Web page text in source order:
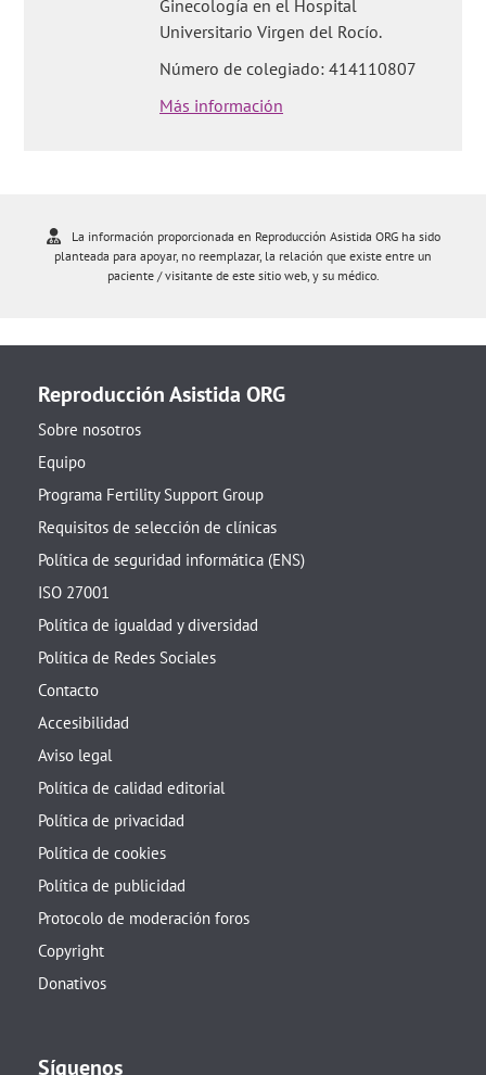
Ginecología en el Hospital
Universitario Virgen del Rocío.
Número de colegiado: 414110807
Más información
La información proporcionada en Reproducción Asistida ORG ha sido
planteada para apoyar, no reemplazar, la relación que existe entre un
paciente / visitante de este sitio web, y su médico.
Reproducción Asistida ORG
Sobre nosotros
Equipo
Programa Fertility Support Group
Requisitos de selección de clínicas
Política de seguridad informática (ENS)
ISO 27001
Política de igualdad y diversidad
Política de Redes Sociales
Contacto
Accesibilidad
Aviso legal
Política de calidad editorial
Política de privacidad
Política de cookies
Política de publicidad
Protocolo de moderación foros
Copyright
Donativos
Síguenos